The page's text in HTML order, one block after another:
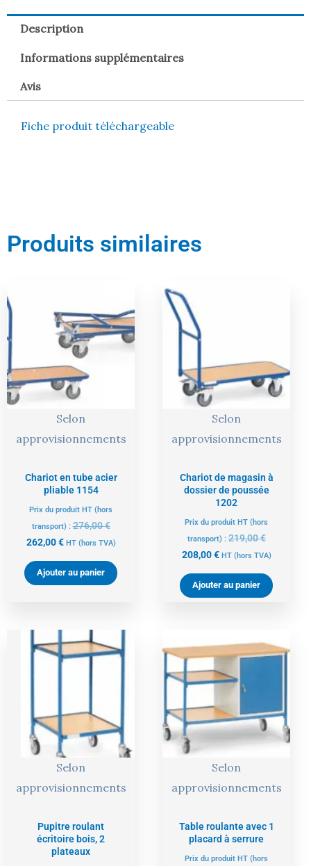
Description
Informations supplémentaires
Avis
Fiche produit téléchargeable
Produits similaires
Selon
approvisionnements
Chariot en tube acier
pliable 1154
Prix du produit HT (hors
transport) :276,00€
initial
était :
276,00 €.
262,00€
actuel
est :
262,00 €.
HT (hors TVA)
Ajouter au panier
Selon
approvisionnements
Chariot de magasin à
dossier de poussée
1202
Prix du produit HT (hors
transport) :219,00€
208,00€ HT (hors TVA)
Ajouter au panier
Selon
approvisionnements
Pupitre roulant
écritoire bois, 2
plateaux
prix
prix
Selon
approvisionnements
Table roulante avec 1
placard à serrure
Prix du produit HT (hors
prix
prix
est :
718,00 €.